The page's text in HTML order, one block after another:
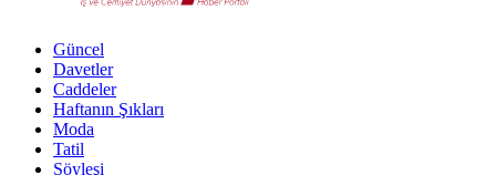
Güncel
Davetler
Caddeler
Haftanın Şıkları
Moda
Tatil
Söyleşi